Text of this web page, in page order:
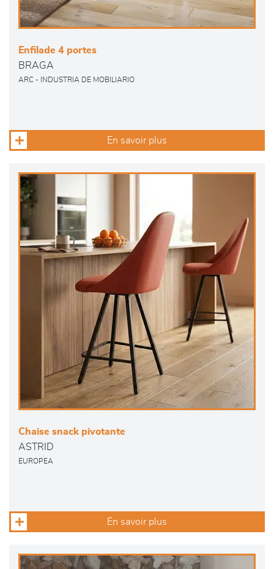
Enfilade 4 portes
BRAGA
ARC - INDUSTRIA DE MOBILIARIO
En savoir plus
Chaise snack pivotante
ASTRID
EUROPEA
En savoir plus